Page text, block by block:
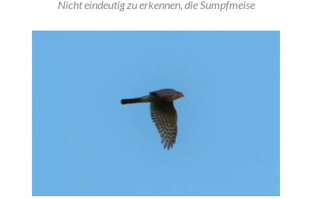
Nicht eindeutig zu erkennen, die Sumpfmeise